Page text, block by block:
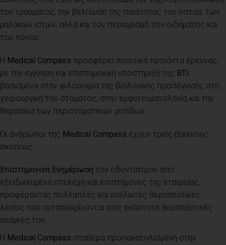
του τραύματος, την βελτίωση της ποιότητας του οστού, των
μαλακών ιστών, αλλά και τον περιορισμό του οιδήματος και
του πόνου.
Η Medical Compass προσφέρει ποιοτικά προϊόντα έρευνας,
με την εγγύηση και επιστημονική υποστήριξη της BTI,
βασισμένα στην φιλοσοφία της βιολογικής προσέγγισης στη
χειρουργική του στόματος, στην εμφυτευματολογία και την
θεραπεία των περιστοματικών ρυτίδων.
Οι άνθρωποι της Medical Compass έχουν τρείς βασικούς
σκοπούς :
Επιστημονική Ενημέρωση του οδοντιάτρου από
εξειδικευμένα στελέχη και επιστήμονες της εταιρείας,
προφέροντας πολλαπλές και ευέλικτες θεραπευτικές
λύσεις που ανταποκρίνονται στις εκάστοτε θεραπευτικές
ανάγκες του.
Η Medical Compass σταθερά προσανατολισμένη στην